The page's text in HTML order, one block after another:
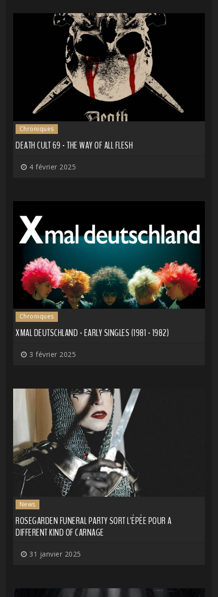
Chroniques
DEATH CULT 69 - THE WAY OF ALL FLESH
4 février 2025
Chroniques
XMAL DEUTSCHLAND - EARLY SINGLES (1981 - 1982)
3 février 2025
News
ROSEGARDEN FUNERAL PARTY SORT L'ÉPÉE POUR A
DIFFERENT KIND OF CARNAGE
31 janvier 2025